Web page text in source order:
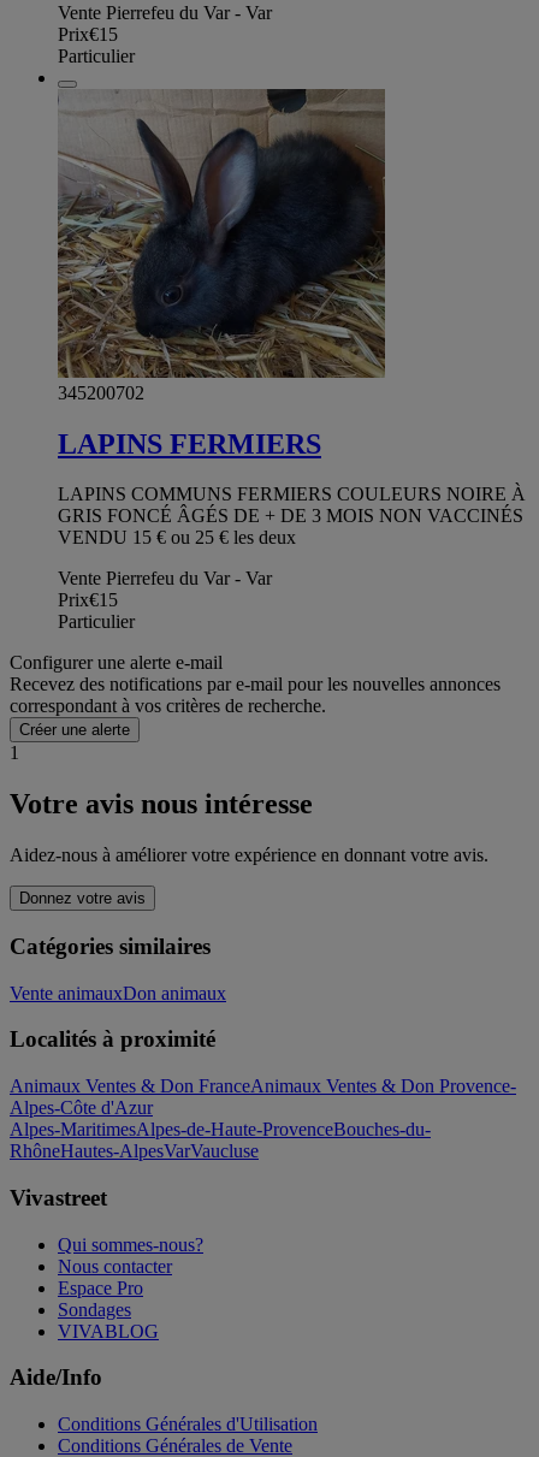
Vente Pierrefeu du Var - Var
Prix€15
Particulier
345200702
LAPINS FERMIERS
LAPINS COMMUNS FERMIERS COULEURS NOIRE À
GRIS FONCÉ ÂGÉS DE + DE 3 MOIS NON VACCINÉS
VENDU 15 € ou 25 € les deux
Vente Pierrefeu du Var - Var
Prix€15
Particulier
Configurer une alerte e-mail
Recevez des notifications par e-mail pour les nouvelles annonces
correspondant à vos critères de recherche.
Créer une alerte
1
Votre avis nous intéresse
Aidez-nous à améliorer votre expérience en donnant votre avis.
Donnez votre avis
Catégories similaires
Vente animauxDon animaux
Localités à proximité
Animaux Ventes & Don FranceAnimaux Ventes & Don Provence-
Alpes-Côte d'Azur
Alpes-MaritimesAlpes-de-Haute-ProvenceBouches-du-
RhôneHautes-AlpesVarVaucluse
Vivastreet
Qui sommes-nous?
Nous contacter
Espace Pro
Sondages
VIVABLOG
Aide/Info
Conditions Générales d'Utilisation
Conditions Générales de Vente